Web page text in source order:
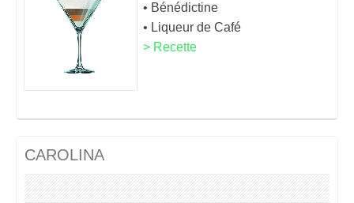
• Bénédictine
• Liqueur de Café
> Recette
CAROLINA